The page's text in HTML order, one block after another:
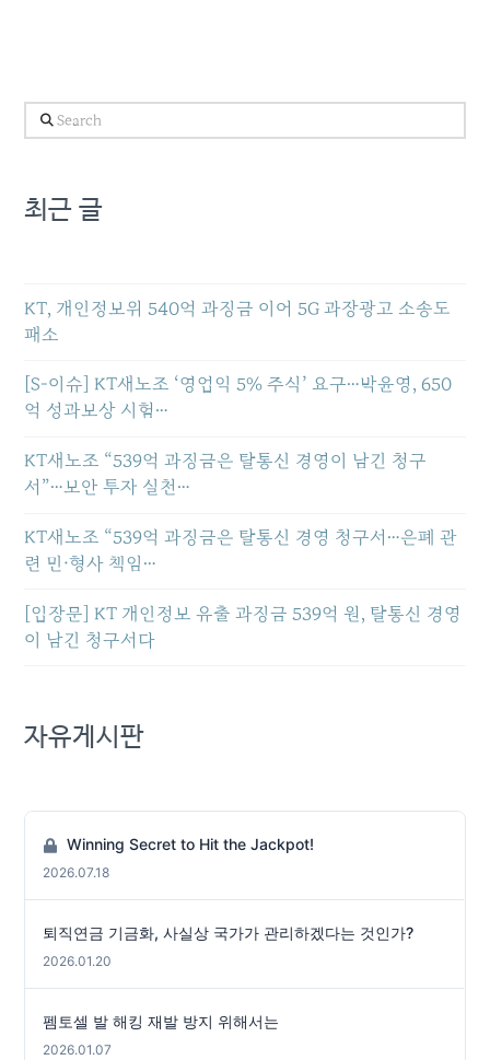
Search
최근 글
KT, 개인정보위 540억 과징금 이어 5G 과장광고 소송도
패소
[S-이슈] KT새노조 ‘영업익 5% 주식’ 요구…박윤영, 650
억 성과보상 시험…
KT새노조 “539억 과징금은 탈통신 경영이 남긴 청구
서”…보안 투자 실천…
KT새노조 “539억 과징금은 탈통신 경영 청구서…은폐 관
련 민·형사 책임…
[입장문] KT 개인정보 유출 과징금 539억 원, 탈통신 경영
이 남긴 청구서다
자유게시판
Winning Secret to Hit the Jackpot!
2026.07.18
퇴직연금 기금화, 사실상 국가가 관리하겠다는 것인가?
2026.01.20
펨토셀 발 해킹 재발 방지 위해서는
2026.01.07